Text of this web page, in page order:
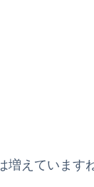
えていますね